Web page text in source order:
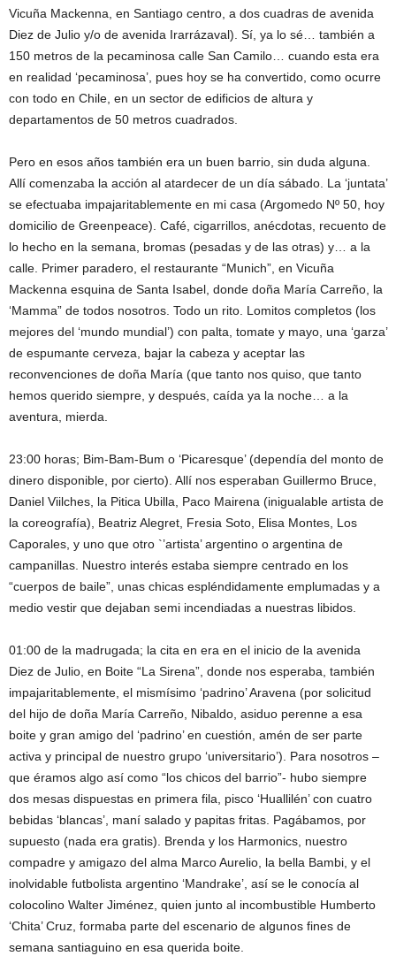
Vicuña Mackenna, en Santiago centro, a dos cuadras de avenida
Diez de Julio y/o de avenida Irarrázaval). Sí, ya lo sé… también a
150 metros de la pecaminosa calle San Camilo… cuando esta era
en realidad ‘pecaminosa’, pues hoy se ha convertido, como ocurre
con todo en Chile, en un sector de edificios de altura y
departamentos de 50 metros cuadrados.
Pero en esos años también era un buen barrio, sin duda alguna.
Allí comenzaba la acción al atardecer de un día sábado. La ‘juntata’
se efectuaba impajaritablemente en mi casa (Argomedo Nº 50, hoy
domicilio de Greenpeace). Café, cigarrillos, anécdotas, recuento de
lo hecho en la semana, bromas (pesadas y de las otras) y… a la
calle. Primer paradero, el restaurante “Munich”, en Vicuña
Mackenna esquina de Santa Isabel, donde doña María Carreño, la
‘Mamma” de todos nosotros. Todo un rito. Lomitos completos (los
mejores del ‘mundo mundial’) con palta, tomate y mayo, una ‘garza’
de espumante cerveza, bajar la cabeza y aceptar las
reconvenciones de doña María (que tanto nos quiso, que tanto
hemos querido siempre, y después, caída ya la noche… a la
aventura, mierda.
23:00 horas; Bim-Bam-Bum o ‘Picaresque’ (dependía del monto de
dinero disponible, por cierto). Allí nos esperaban Guillermo Bruce,
Daniel Viilches, la Pitica Ubilla, Paco Mairena (inigualable artista de
la coreografía), Beatriz Alegret, Fresia Soto, Elisa Montes, Los
Caporales, y uno que otro `’artista’ argentino o argentina de
campanillas. Nuestro interés estaba siempre centrado en los
“cuerpos de baile”, unas chicas espléndidamente emplumadas y a
medio vestir que dejaban semi incendiadas a nuestras libidos.
01:00 de la madrugada; la cita en era en el inicio de la avenida
Diez de Julio, en Boite “La Sirena”, donde nos esperaba, también
impajaritablemente, el mismísimo ‘padrino’ Aravena (por solicitud
del hijo de doña María Carreño, Nibaldo, asiduo perenne a esa
boite y gran amigo del ‘padrino’ en cuestión, amén de ser parte
activa y principal de nuestro grupo ‘universitario’). Para nosotros –
que éramos algo así como “los chicos del barrio”- hubo siempre
dos mesas dispuestas en primera fila, pisco ‘Huallilén’ con cuatro
bebidas ‘blancas’, maní salado y papitas fritas. Pagábamos, por
supuesto (nada era gratis). Brenda y los Harmonics, nuestro
compadre y amigazo del alma Marco Aurelio, la bella Bambi, y el
inolvidable futbolista argentino ‘Mandrake’, así se le conocía al
colocolino Walter Jiménez, quien junto al incombustible Humberto
‘Chita’ Cruz, formaba parte del escenario de algunos fines de
semana santiaguino en esa querida boite.